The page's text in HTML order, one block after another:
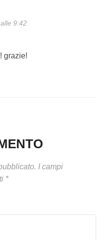
9:42
grazie!
I campi
*